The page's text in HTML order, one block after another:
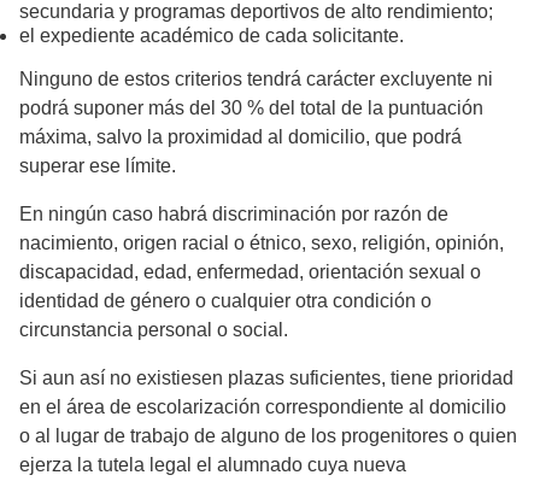
secundaria y programas deportivos de alto rendimiento;
el expediente académico de cada solicitante.
Ninguno de estos criterios tendrá carácter excluyente ni
podrá suponer más del 30 % del total de la puntuación
máxima, salvo la proximidad al domicilio, que podrá
superar ese límite.
En ningún caso habrá discriminación por razón de
nacimiento, origen racial o étnico, sexo, religión, opinión,
discapacidad, edad, enfermedad, orientación sexual o
identidad de género o cualquier otra condición o
circunstancia personal o social.
Si aun así no existiesen plazas suficientes, tiene prioridad
en el área de escolarización correspondiente al domicilio
o al lugar de trabajo de alguno de los progenitores o quien
ejerza la tutela legal el alumnado cuya nueva